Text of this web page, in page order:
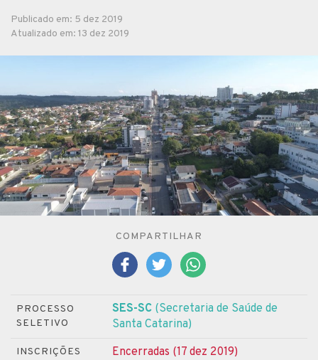
Publicado em: 5 dez 2019
Atualizado em: 13 dez 2019
COMPARTILHAR
PROCESSO
SELETIVO
SES-SC (Secretaria de Saúde de
Santa Catarina)
INSCRIÇÕES Encerradas (17 dez 2019)